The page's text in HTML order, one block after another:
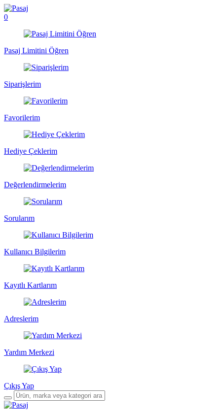
0
Pasaj Limitini Öğren
Siparişlerim
Favorilerim
Hediye Çeklerim
Değerlendirmelerim
Sorularım
Kullanıcı Bilgilerim
Kayıtlı Kartlarım
Adreslerim
Yardım Merkezi
Çıkış Yap